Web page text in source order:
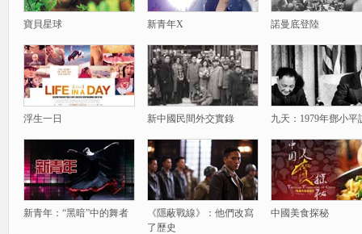
寶貝星球 新青年X 諾曼底登陸
浮生一日 新中國民間外交實錄 九天：1979年鄧小平
新青年：“黑暗”中的舞者
《隱蔽戰線》：他們改寫
了歷史
中國美食探秘